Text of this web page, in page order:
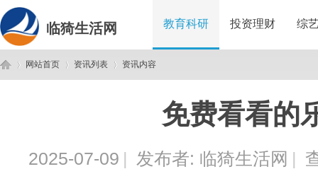
临猗生活网 教育科研 投资理财 综
网站首页 资讯列表 资讯内容
免费看看的
2025-07-09 | 发布者: 临猗生活网 |